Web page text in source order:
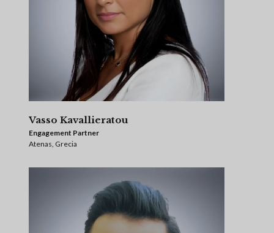
Vasso Kavallieratou
Engagement Partner
Atenas, Grecia